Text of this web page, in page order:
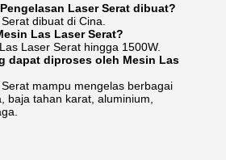
Laser Serat dibuat?
dibuat di Cina.
Las Laser Serat?
Laser Serat hingga 1500W.
dapat diproses oleh Mesin Las
mampu mengelas berbagai
baja tahan karat, aluminium,